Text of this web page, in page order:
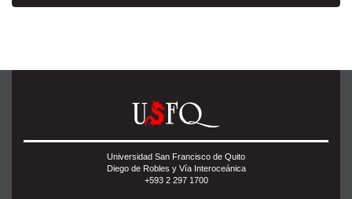
Universidad San Francisco de Quito
Diego de Robles y Vía Interoceánica
+593 2 297 1700